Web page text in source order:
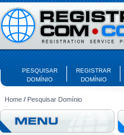
PESQUISAR
DOMÍNIO
REGISTRAR
DOMÍNIO
Home / Pesquisar Domínio